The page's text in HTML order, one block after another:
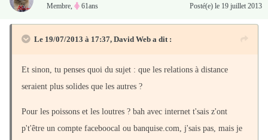
Membre
61ans Posté(e) le 19 juillet 2013
Le 19/07/2013 à 17:37, David Web a dit :
Et sinon, tu penses quoi du sujet : que les relations à distance
seraient plus solides que les autres ?
Pour les poissons et les loutres ? bah avec internet t'sais z'ont
p't'être un compte faceboocal ou banquise.com, j'sais pas, mais je